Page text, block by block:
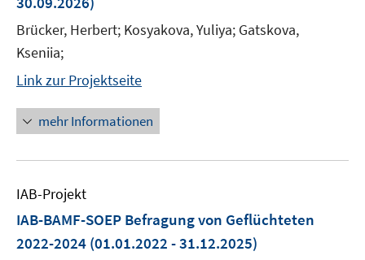
Brücker, Herbert; Kosyakova, Yuliya; Gatskova,
Kseniia;
Link zur Projektseite
mehr Informationen
IAB-Projekt
IAB-BAMF-SOEP Befragung von Geflüchteten
2022-2024 (01.01.2022 - 31.12.2025)